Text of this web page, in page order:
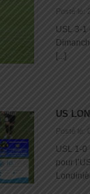
Posté le:
USL 3-1
[...]
US
Posté le:
USL 1-0
pour